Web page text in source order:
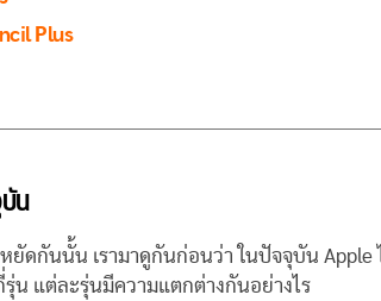
Plus
น
ยัดกันนั้น เรามาดูกันก่อนว่า ในปัจจุบัน
น แต่ละรุ่นมีความแตกต่างกันอย่างไร